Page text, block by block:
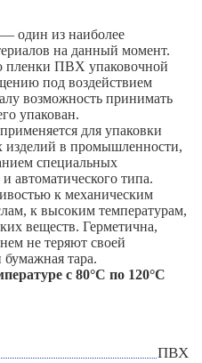
один из наиболее
на данный момент.
пленки ПВХ упаковочной
под воздействием
возможность принимать
упакован.
для упаковки
изделий в промышленности,
специальных
автоматического типа.
к механическим
к высоким температурам,
веществ. Герметична,
не теряют своей
тара.
с 80°C по 120°C
ПВХ